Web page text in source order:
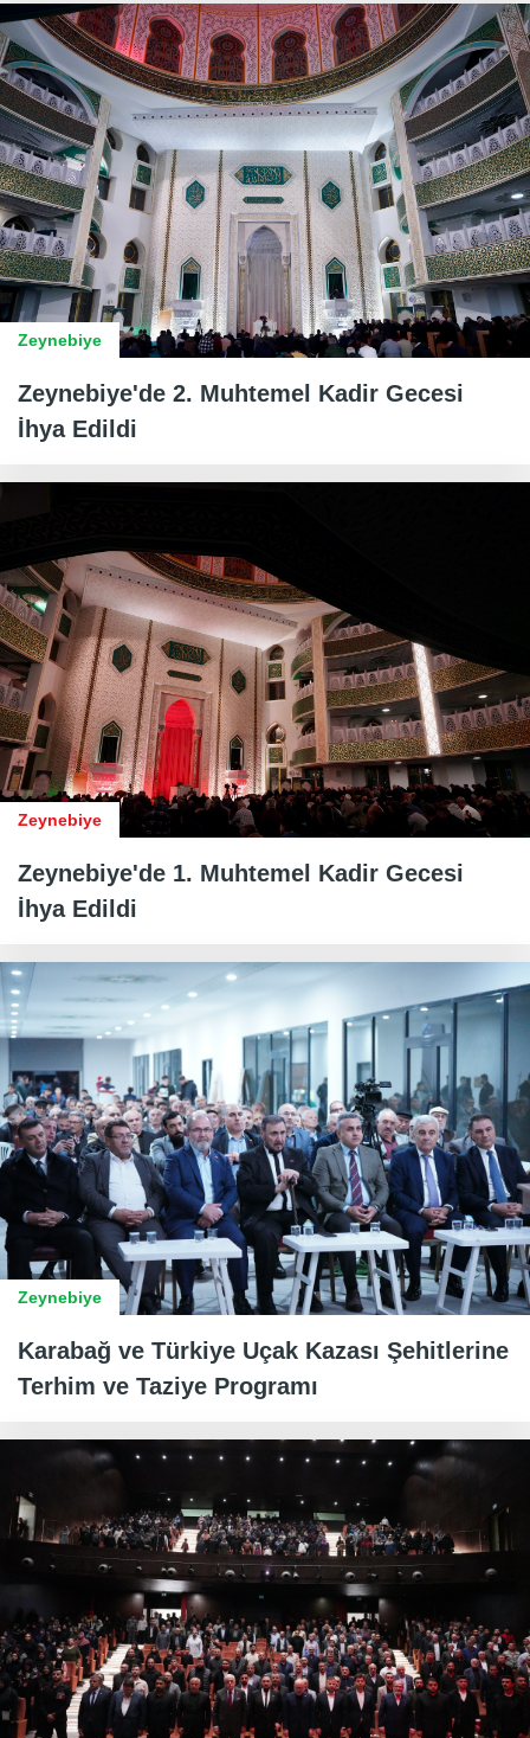
Zeynebiye
Zeynebiye'de 2. Muhtemel Kadir Gecesi
İhya Edildi
Zeynebiye
Zeynebiye'de 1. Muhtemel Kadir Gecesi
İhya Edildi
Zeynebiye
Karabağ ve Türkiye Uçak Kazası Şehitlerine
Terhim ve Taziye Programı